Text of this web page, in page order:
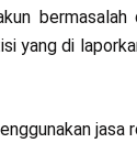
yang di
jasa